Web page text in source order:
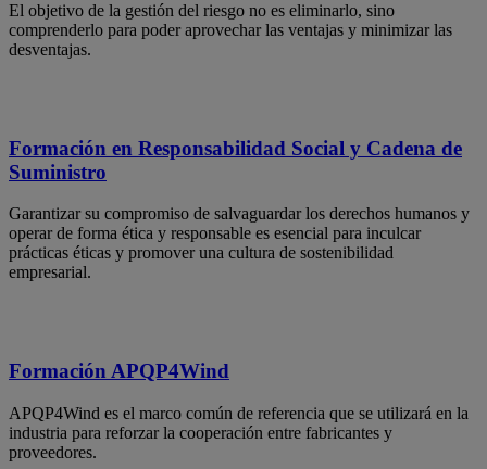
El objetivo de la gestión del riesgo no es eliminarlo, sino
comprenderlo para poder aprovechar las ventajas y minimizar las
desventajas.
Formación en Responsabilidad Social y Cadena de
Suministro
Garantizar su compromiso de salvaguardar los derechos humanos y
operar de forma ética y responsable es esencial para inculcar
prácticas éticas y promover una cultura de sostenibilidad
empresarial.
Formación APQP4Wind
APQP4Wind es el marco común de referencia que se utilizará en la
industria para reforzar la cooperación entre fabricantes y
proveedores.